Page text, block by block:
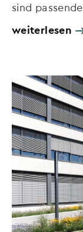
sind
weiterlesen